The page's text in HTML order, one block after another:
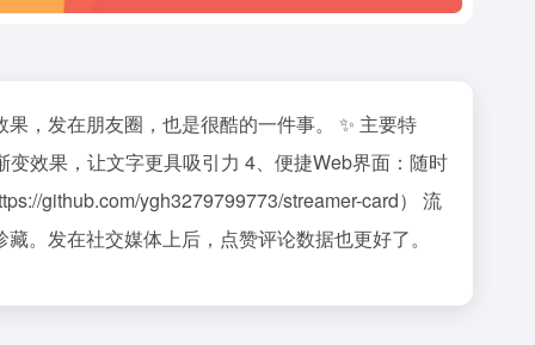
，发在朋友圈，也是很酷的一件事。 ✨ 主要特
效果，让文字更具吸引力 4、便捷Web界面：随时
github.com/ygh3279799773/streamer-card） 流
。发在社交媒体上后，点赞评论数据也更好了。